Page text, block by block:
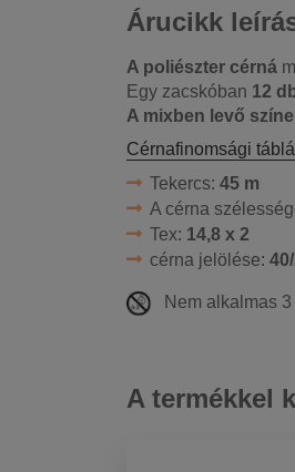
Árucikk
A poliészter cérná
Egy zacskóban 12
A mixben levő
Cérnafinomsági
Tekercs: 45 m
A cérna
Tex: 14,8 x 2
cérna jelölése:
Nem alkalmas
A termékkel